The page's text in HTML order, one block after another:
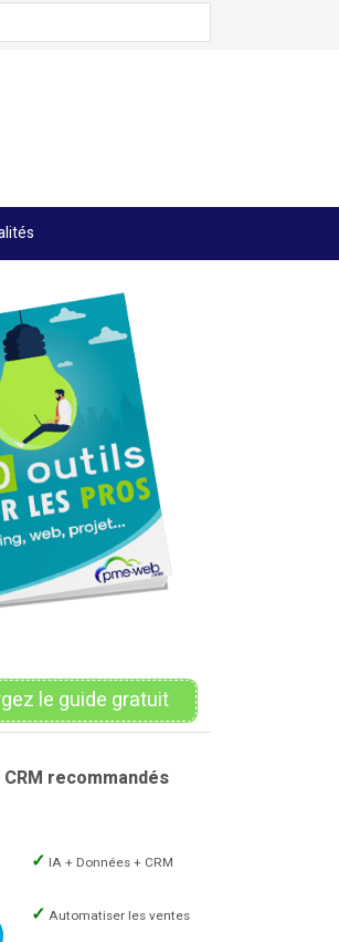
le guide gratuit
recommandés
IA + Données + CRM
Automatiser les ventes